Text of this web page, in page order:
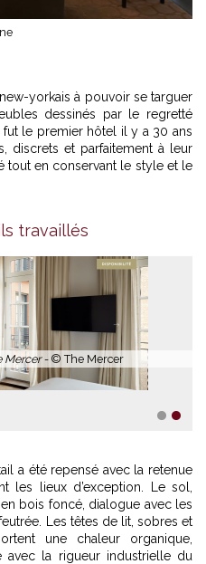
new-yorkais à pouvoir se targuer
dessinés par le regretté
le premier hôtel il y a 30 ans
discrets et parfaitement à leur
tout en conservant le style et le
travaillés
-© Luxe magazine
a été repensé avec la retenue
les lieux d’exception. Le sol,
bois foncé, dialogue avec les
Les têtes de lit, sobres et
une chaleur organique,
avec la rigueur industrielle du